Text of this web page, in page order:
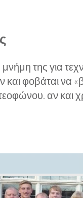
της για
και φοβάται να
αν και